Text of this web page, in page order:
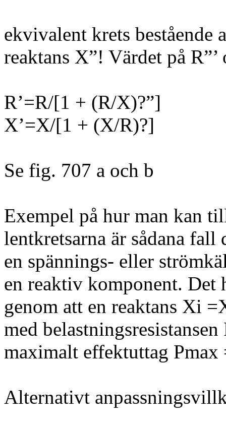
ekvivalent krets bestående
reaktans X”! Värdet på
R’=R/[1 + (R/X)?”]
X’=X/[1 + (X/R)?]
Se fig. 707 a och b
Exempel på hur man kan
lentkretsarna är sådana
en spännings- eller
en reaktiv komponent. Det
genom att en reaktans Xi
med
maximalt effektuttag Pmax
Alternativt